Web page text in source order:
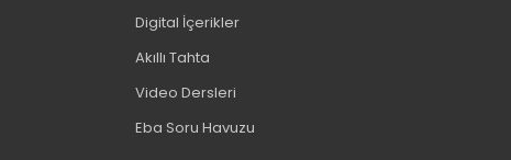
Digital İçerikler
Akıllı Tahta
Video Dersleri
Eba Soru Havuzu